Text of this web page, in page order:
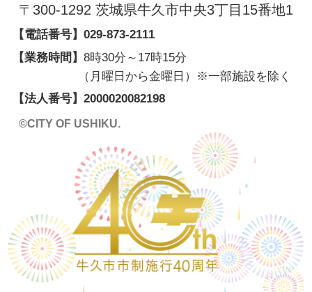
〒300-1292 茨城県牛久市中央3丁目15番地1
【電話番号】 029-873-2111
【業務時間】 8時30分～17時15分
（月曜日から金曜日）※一部施設を除く
【法人番号】 2000020082198
©CITY OF USHIKU.